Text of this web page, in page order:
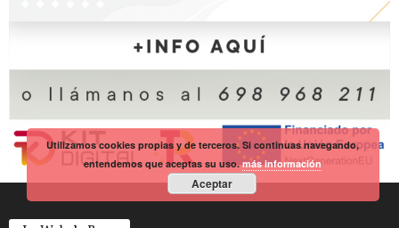
Utilizamos cookies propias y de terceros. Si continuas navegando,
entendemos que aceptas su uso.más información
Aceptar